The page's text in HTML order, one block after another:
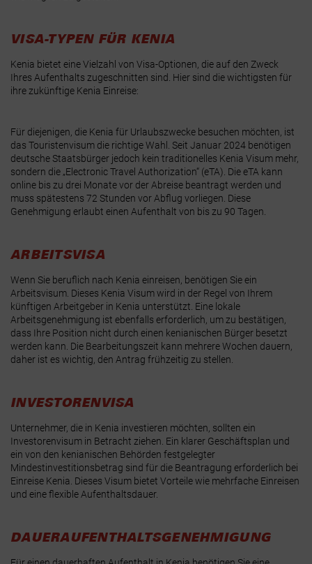
VISA-TYPEN FÜR KENIA
Kenia bietet eine Vielzahl von Visa-Optionen, die auf den Zweck
Ihres Aufenthalts zugeschnitten sind. Hier sind die wichtigsten für
ihre zukünftige Kenia Einreise:
Für diejenigen, die Kenia für Urlaubszwecke besuchen möchten, ist
das Touristenvisum die richtige Wahl. Seit Januar 2024 benötigen
deutsche Staatsbürger jedoch kein traditionelles Kenia Visum mehr,
sondern die „Electronic Travel Authorization“ (eTA). Die eTA kann
online bis zu drei Monate vor der Abreise beantragt werden und
muss spätestens 72 Stunden vor Abflug vorliegen. Diese
Genehmigung erlaubt einen Aufenthalt von bis zu 90 Tagen.
ARBEITSVISA
Wenn Sie beruflich nach Kenia einreisen, benötigen Sie ein
Arbeitsvisum. Dieses Kenia Visum wird in der Regel von Ihrem
künftigen Arbeitgeber in Kenia unterstützt. Eine lokale
Arbeitsgenehmigung ist ebenfalls erforderlich, um zu bestätigen,
dass Ihre Position nicht durch einen kenianischen Bürger besetzt
werden kann. Die Bearbeitungszeit kann mehrere Wochen dauern,
daher ist es wichtig, den Antrag frühzeitig zu stellen.
INVESTORENVISA
Unternehmer, die in Kenia investieren möchten, sollten ein
Investorenvisum in Betracht ziehen. Ein klarer Geschäftsplan und
ein von den kenianischen Behörden festgelegter
Mindestinvestitionsbetrag sind für die Beantragung erforderlich bei
Einreise Kenia. Dieses Visum bietet Vorteile wie mehrfache Einreisen
und eine flexible Aufenthaltsdauer.
DAUERAUFENTHALTSGENEHMIGUNG